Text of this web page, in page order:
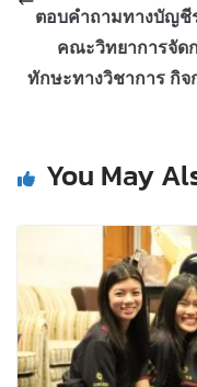
ตอบคำถามทางบัญชี
คณะวิทยาการจัด
ทักษะทางวิชาการ กิ
You May